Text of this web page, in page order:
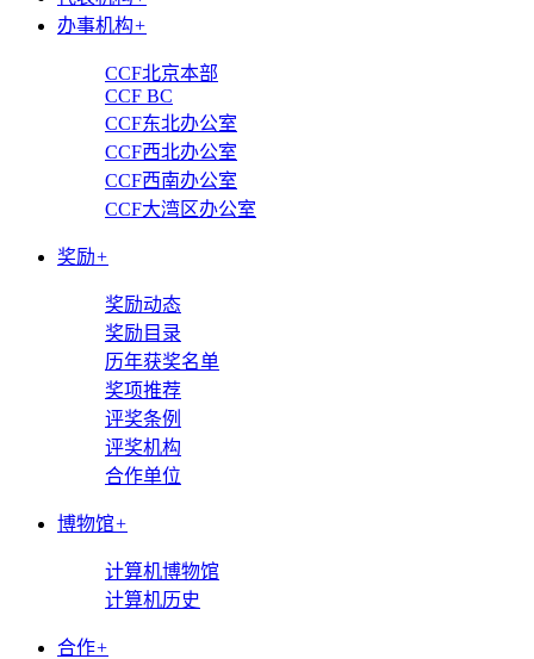
办事机构+
CCF北京本部
CCF BC
CCF东北办公室
CCF西北办公室
CCF西南办公室
CCF大湾区办公室
奖励+
奖励动态
奖励目录
历年获奖名单
奖项推荐
评奖条例
评奖机构
合作单位
博物馆+
计算机博物馆
计算机历史
合作+